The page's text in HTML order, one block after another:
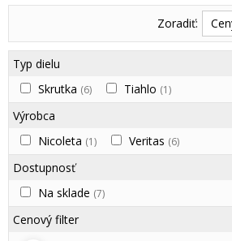
Zoradiť:
Typ dielu
Skrutka (6) Tiahlo (1)
Výrobca
Nicoleta (1) Veritas (6)
Dostupnosť
Na sklade (7)
Cenový filter